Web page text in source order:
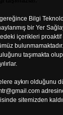
Bilgi
bir Yer
içerikleri
taşımakta
aykırı olduğunu
sitemizden